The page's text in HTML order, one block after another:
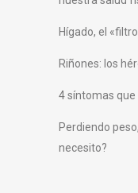
Hígado, el
Riñones: los
4 síntomas que
Perdiendo
necesito?